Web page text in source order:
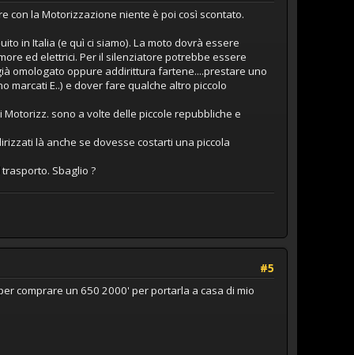
con la Motorizzazione niente è poi così scontato.
in Italia (e quì ci siamo). La moto dovrà essere
ed elettrici. Per il silenziatore potrebbe essere
omologato oppure addirittura fartene....prestare uno
marcati E..) e dover fare qualche altro piccolo
sono a volte delle piccole repubbliche e
là anche se dovesse costarti una piccola
Sbaglio ?
#5
comprare un 650 2000' per portarla a casa di mio